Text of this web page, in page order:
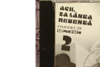
hvězdiček.